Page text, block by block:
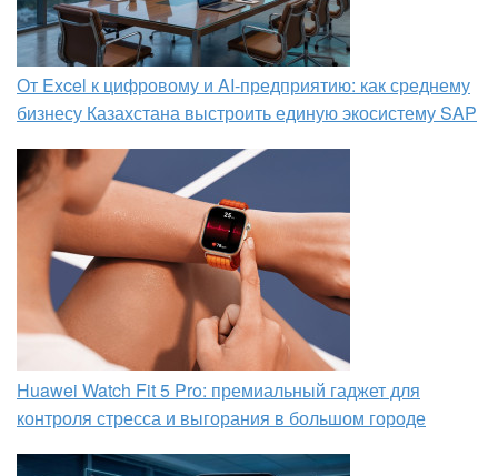
От Excel к цифровому и AI‑предприятию: как среднему
бизнесу Казахстана выстроить единую экосистему SAP
Huawei Watch Fit 5 Pro: премиальный гаджет для
контроля стресса и выгорания в большом городе